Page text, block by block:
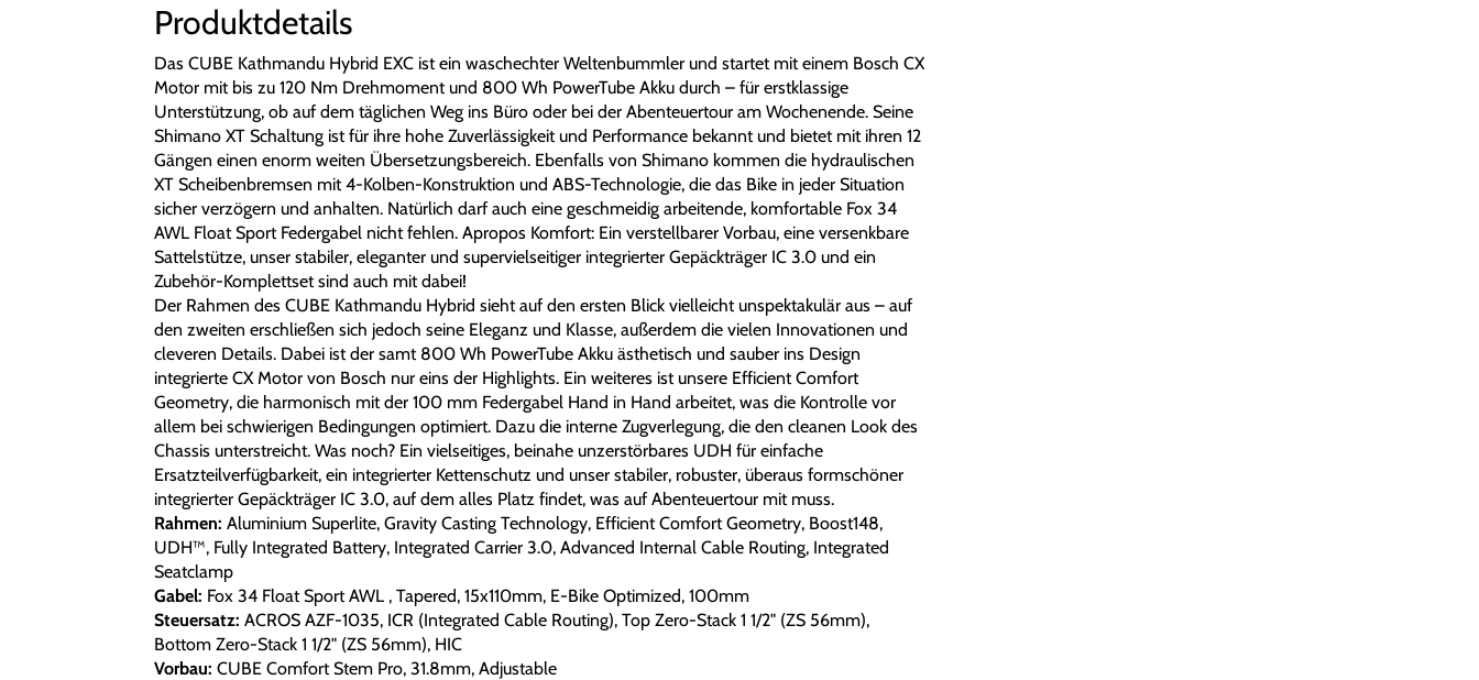
Produktdetails
Das CUBE Kathmandu Hybrid EXC ist ein waschechter Weltenbummler und startet mit einem Bosch CX
Motor mit bis zu 120 Nm Drehmoment und 800 Wh PowerTube Akku durch – für erstklassige
Unterstützung, ob auf dem täglichen Weg ins Büro oder bei der Abenteuertour am Wochenende. Seine
Shimano XT Schaltung ist für ihre hohe Zuverlässigkeit und Performance bekannt und bietet mit ihren 12
Gängen einen enorm weiten Übersetzungsbereich. Ebenfalls von Shimano kommen die hydraulischen
XT Scheibenbremsen mit 4-Kolben-Konstruktion und ABS-Technologie, die das Bike in jeder Situation
sicher verzögern und anhalten. Natürlich darf auch eine geschmeidig arbeitende, komfortable Fox 34
AWL Float Sport Federgabel nicht fehlen. Apropos Komfort: Ein verstellbarer Vorbau, eine versenkbare
Sattelstütze, unser stabiler, eleganter und supervielseitiger integrierter Gepäckträger IC 3.0 und ein
Zubehör-Komplettset sind auch mit dabei!
Der Rahmen des CUBE Kathmandu Hybrid sieht auf den ersten Blick vielleicht unspektakulär aus – auf
den zweiten erschließen sich jedoch seine Eleganz und Klasse, außerdem die vielen Innovationen und
cleveren Details. Dabei ist der samt 800 Wh PowerTube Akku ästhetisch und sauber ins Design
integrierte CX Motor von Bosch nur eins der Highlights. Ein weiteres ist unsere Efficient Comfort
Geometry, die harmonisch mit der 100 mm Federgabel Hand in Hand arbeitet, was die Kontrolle vor
allem bei schwierigen Bedingungen optimiert. Dazu die interne Zugverlegung, die den cleanen Look des
Chassis unterstreicht. Was noch? Ein vielseitiges, beinahe unzerstörbares UDH für einfache
Ersatzteilverfügbarkeit, ein integrierter Kettenschutz und unser stabiler, robuster, überaus formschöner
integrierter Gepäckträger IC 3.0, auf dem alles Platz findet, was auf Abenteuertour mit muss.
Rahmen: Aluminium Superlite, Gravity Casting Technology, Efficient Comfort Geometry, Boost148,
UDH™, Fully Integrated Battery, Integrated Carrier 3.0, Advanced Internal Cable Routing, Integrated
Seatclamp
Gabel: Fox 34 Float Sport AWL , Tapered, 15x110mm, E-Bike Optimized, 100mm
Steuersatz: ACROS AZF-1035, ICR (Integrated Cable Routing), Top Zero-Stack 1 1/2" (ZS 56mm),
Bottom Zero-Stack 1 1/2" (ZS 56mm), HIC
Vorbau: CUBE Comfort Stem Pro, 31.8mm, Adjustable